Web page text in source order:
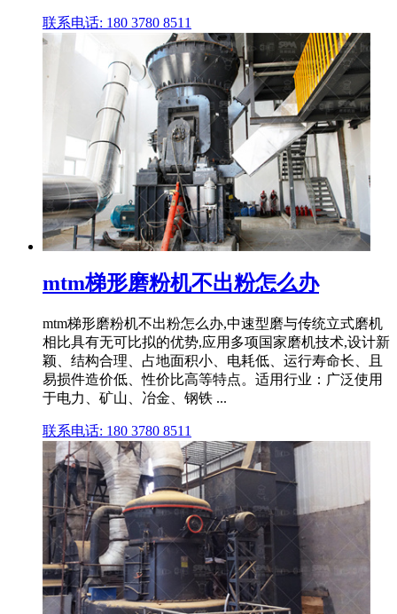
联系电话: 180 3780 8511
mtm梯形磨粉机不出粉怎么办
mtm梯形磨粉机不出粉怎么办,中速型磨与传统立式磨机
相比具有无可比拟的优势,应用多项国家磨机技术,设计新
颖、结构合理、占地面积小、电耗低、运行寿命长、且
易损件造价低、性价比高等特点。适用行业：广泛使用
于电力、矿山、冶金、钢铁 ...
联系电话: 180 3780 8511